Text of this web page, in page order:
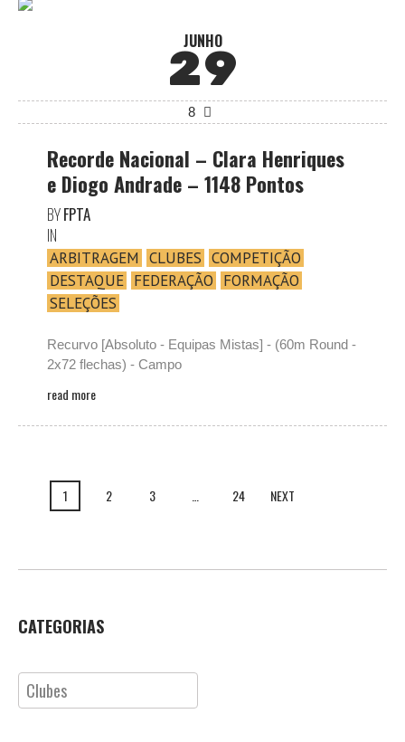
JUNHO
29
8
Recorde Nacional – Clara Henriques
e Diogo Andrade – 1148 Pontos
BYFPTA
IN
ARBITRAGEM CLUBES COMPETIÇÃO
DESTAQUE FEDERAÇÃO FORMAÇÃO
SELEÇÕES
Recurvo [Absoluto - Equipas Mistas] - (60m Round -
2x72 flechas) - Campo
read more
1 2 3 24 NEXT
CATEGORIAS
Categorias